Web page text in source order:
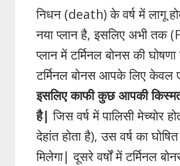
निधन (death) के वर्ष में लागू
नया प्लान है, इसलिए अभी तक
प्लान में टर्मिनल बोनस की
टर्मिनल बोनस आपके लिए केवल
इसलिए काफी कुछ आपकी किस्मत
है| जिस वर्ष में पालिसी मेच्योर
देहांत होता है), उस वर्ष का
मिलेगा| दूसरे वर्षों में टर्मिनल